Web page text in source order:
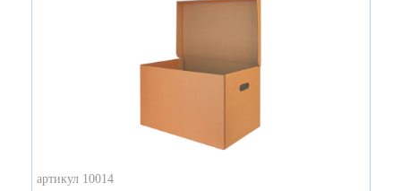
артикул 10014